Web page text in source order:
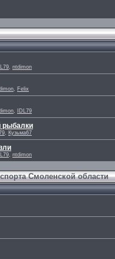
, ntdimon
, Felix
, IDL79
рыбалки
, Кузьма67
, ntdimon
Смоленской области